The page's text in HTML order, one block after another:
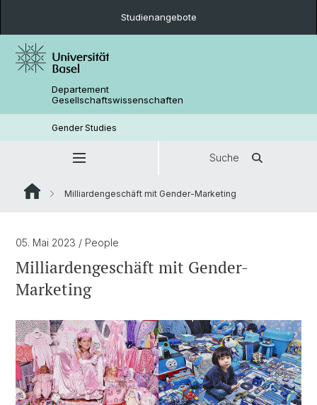
Studienangebote
Departement
Gesellschaftswissenschaften
Gender Studies
Suche
Milliardengeschäft mit Gender-Marketing
05. Mai 2023 / People
Milliardengeschäft mit Gender-
Marketing